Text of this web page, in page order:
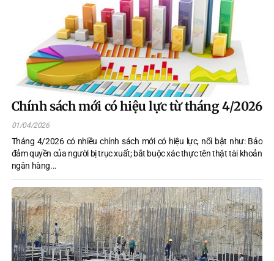
Chính sách mới có hiệu lực từ tháng 4/2026
01/04/2026
Tháng 4/2026 có nhiều chính sách mới có hiệu lực, nổi bật như: Bảo
đảm quyền của người bị trục xuất; bắt buộc xác thực tên thật tài khoản
ngân hàng...